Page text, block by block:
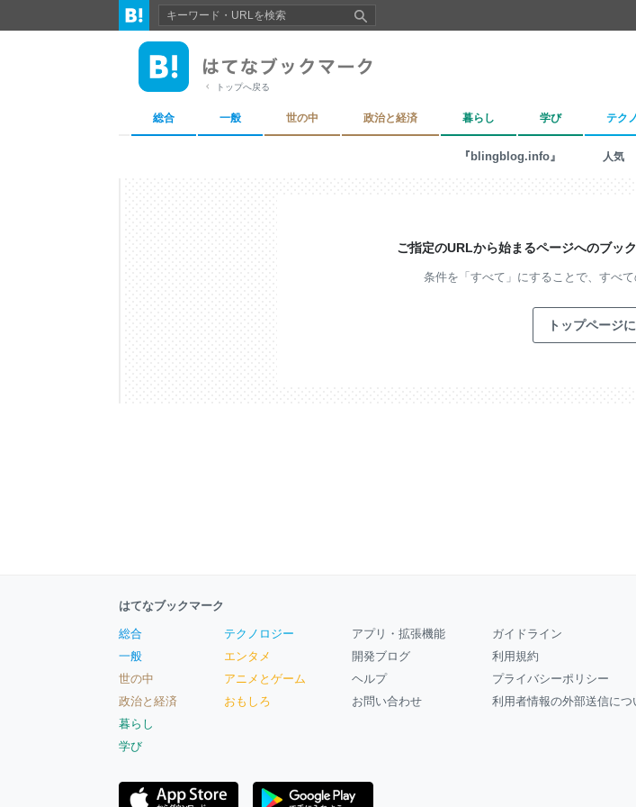
トップへ戻る
総合 一般 世の中 政治と経済 暮らし 学び テク
『blingblog.info』 人気
ご指定のURLから始まるページへのブッ
条件を「すべて」にすることで、 すべ
トップページ
はてなブックマーク
総合
一般
世の中
政治と経済
暮らし
学び
テクノロジー
エンタメ
アニメとゲーム
おもしろ
アプリ・拡張機能
開発ブログ
ヘルプ
お問い合わせ
ガイドライン
利用規約
プライバシーポリシー
利用者情報の外部送信につ